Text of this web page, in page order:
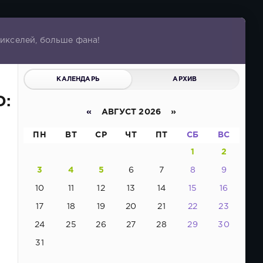
больше фана!
КАЛЕНДАРЬ АРХИВ
« АВГУСТ 2026 »
ПН ВТ СР ЧТ ПТ СБ ВС
1 2
3 4 5 6 7 8 9
10 11 12 13 14 15 16
17 18 19 20 21 22 23
24 25 26 27 28 29 30
31